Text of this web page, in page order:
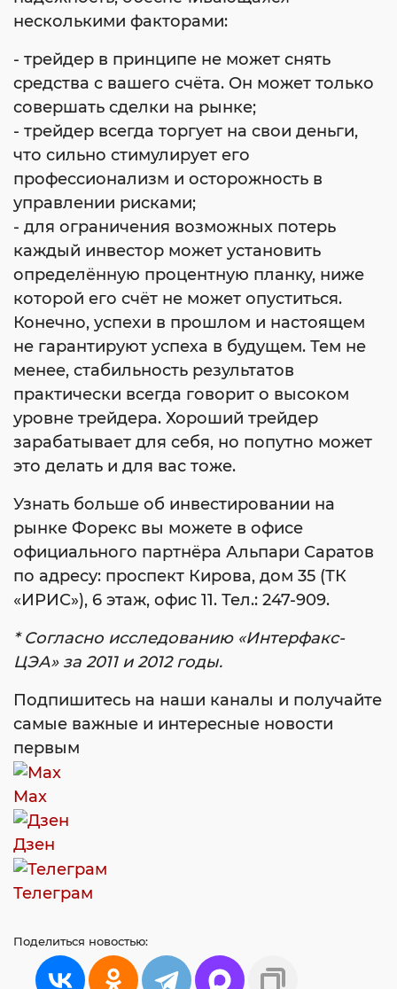
несколькими факторами:
- трейдер в принципе не может снять
средства с вашего счёта. Он может только
совершать сделки на рынке;
- трейдер всегда торгует на свои деньги,
что сильно стимулирует его
профессионализм и осторожность в
управлении рисками;
- для ограничения возможных потерь
каждый инвестор может установить
определённую процентную планку, ниже
которой его счёт не может опуститься.
Конечно, успехи в прошлом и настоящем
не гарантируют успеха в будущем. Тем не
менее, стабильность результатов
практически всегда говорит о высоком
уровне трейдера. Хороший трейдер
зарабатывает для себя, но попутно может
это делать и для вас тоже.
Узнать больше об инвестировании на
рынке Форекс вы можете в офисе
официального партнёра Альпари Саратов
по адресу: проспект Кирова, дом 35 (ТК
«ИРИС»), 6 этаж, офис 11. Тел.: 247-909.
* Согласно исследованию «Интерфакс-
ЦЭА» за 2011 и 2012 годы.
Подпишитесь на наши каналы и получайте
самые важные и интересные новости
первым
Max
Дзен
Телеграм
Поделиться новостью: